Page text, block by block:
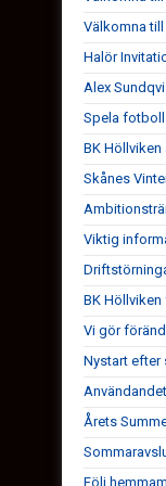
Välkomna
Halör
Alex
Spela
BK
Skånes
Viktig
BK
Vi gör
Nystart efter
Årets
Följ